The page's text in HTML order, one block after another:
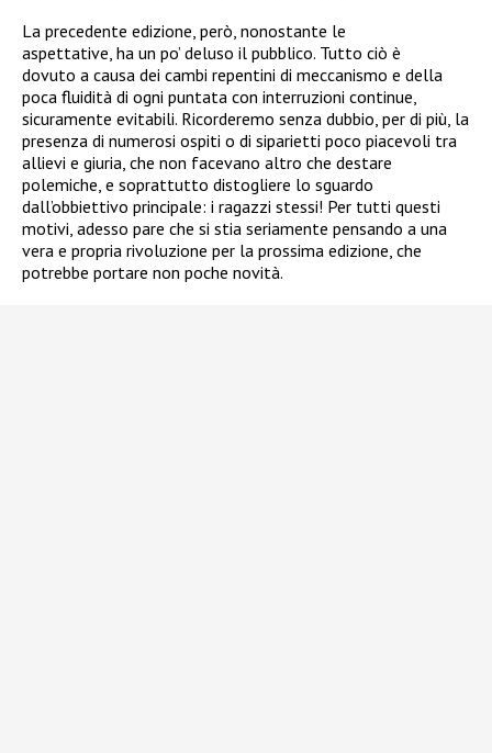
La precedente edizione, però, nonostante le
aspettative, ha un po’ deluso il pubblico. Tutto ciò è
dovuto a causa dei cambi repentini di meccanismo e della
poca fluidità di ogni puntata con interruzioni continue,
sicuramente evitabili. Ricorderemo senza dubbio, per di più, la
presenza di numerosi ospiti o di siparietti poco piacevoli tra
allievi e giuria, che non facevano altro che destare
polemiche, e soprattutto distogliere lo sguardo
dall’obbiettivo principale: i ragazzi stessi! Per tutti questi
motivi, adesso pare che si stia seriamente pensando a una
vera e propria rivoluzione per la prossima edizione, che
potrebbe portare non poche novità.